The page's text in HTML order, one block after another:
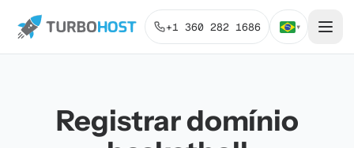
+1 360 282 1686 ▾
Registrar domínio